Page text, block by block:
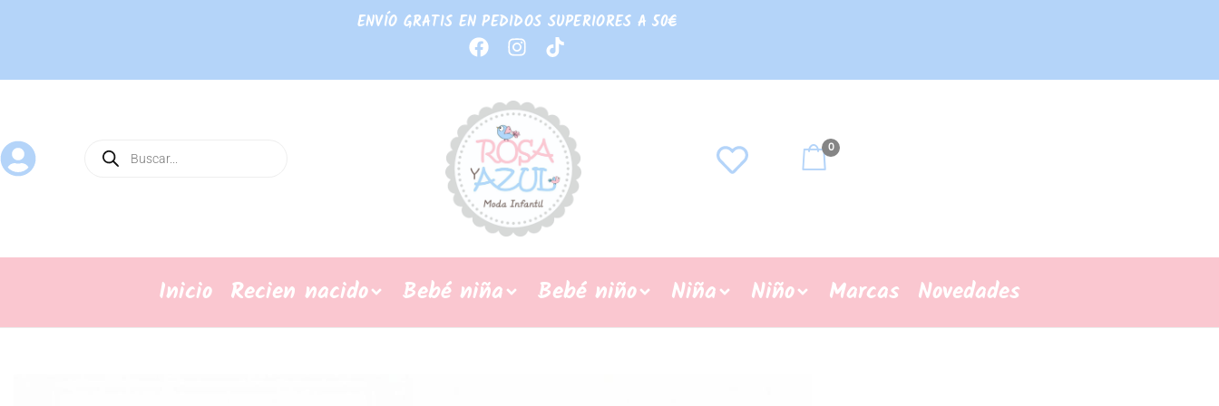
ENVÍO GRATIS EN PEDIDOS SUPERIORES A 50€
0
Inicio Recien nacido Bebé niña Bebé niño Niña Niño Marcas Novedades